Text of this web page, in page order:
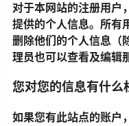
对于本网站的注册用户
提供的个人信息。所有
删除他们的个人信息（
理员也可以查看及编辑
您对您的信息有什么
如果您有此站点的账户